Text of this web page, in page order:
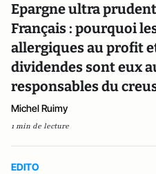
Epargne ultra
Français : pourquoi
allergiques au profit
dividendes sont eux
responsables du
Michel Ruimy
1 min de lecture
EDITO